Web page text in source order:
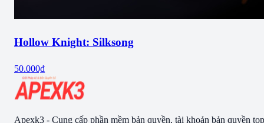
Hollow Knight: Silksong
50.000₫
Apexk3 - Cung cấp phần mềm bản quyền, tài khoản bản quyền top